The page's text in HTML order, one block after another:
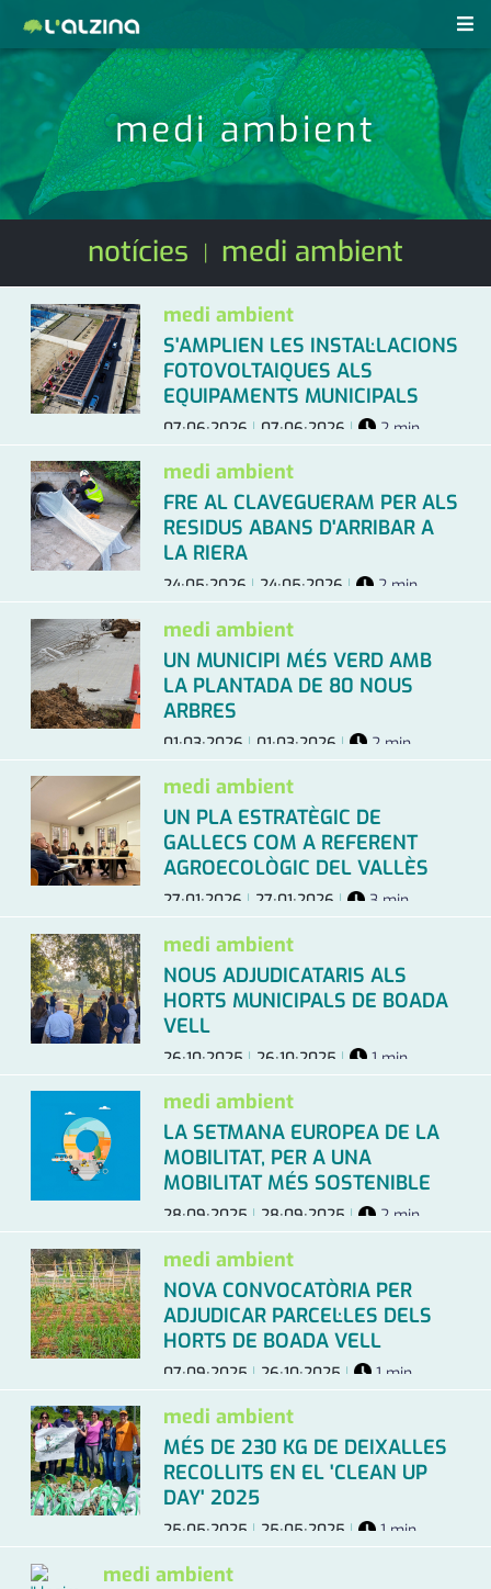
notícies
últimes notícies
activitats
agenda
economia
empresa
entrevista
esports
medi ambient
opinió
política
promo serveis
reportatge
salut
serveis
societat
successos
urbanisme
editorial
revistes pdf
subscripció
d'interès
contacte
farmàcies
telèfons
calendari
medi ambient
notícies | medi ambient
medi ambient
S'AMPLIEN LES INSTAL·LACIONS
FOTOVOLTAIQUES ALS
EQUIPAMENTS MUNICIPALS
07·06·2026 | 07·06·2026 | 2 min.
medi ambient
FRE AL CLAVEGUERAM PER ALS
RESIDUS ABANS D'ARRIBAR A
LA RIERA
24·05·2026 | 24·05·2026 | 2 min.
medi ambient
UN MUNICIPI MÉS VERD AMB
LA PLANTADA DE 80 NOUS
ARBRES
01·03·2026 | 01·03·2026 | 2 min.
medi ambient
UN PLA ESTRATÈGIC DE
GALLECS COM A REFERENT
AGROECOLÒGIC DEL VALLÈS
27·01·2026 | 27·01·2026 | 3 min.
medi ambient
NOUS ADJUDICATARIS ALS
HORTS MUNICIPALS DE BOADA
VELL
26·10·2025 | 26·10·2025 | 1 min.
medi ambient
LA SETMANA EUROPEA DE LA
MOBILITAT, PER A UNA
MOBILITAT MÉS SOSTENIBLE
28·09·2025 | 28·09·2025 | 2 min.
medi ambient
NOVA CONVOCATÒRIA PER
ADJUDICAR PARCEL·LES DELS
HORTS DE BOADA VELL
07·09·2025 | 26·10·2025 | 1 min.
medi ambient
MÉS DE 230 KG DE DEIXALLES
RECOLLITS EN EL 'CLEAN UP
DAY' 2025
25·05·2025 | 25·05·2025 | 1 min.
medi ambient